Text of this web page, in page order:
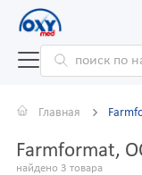
Главная
Farmformat,
найдено 3 товара